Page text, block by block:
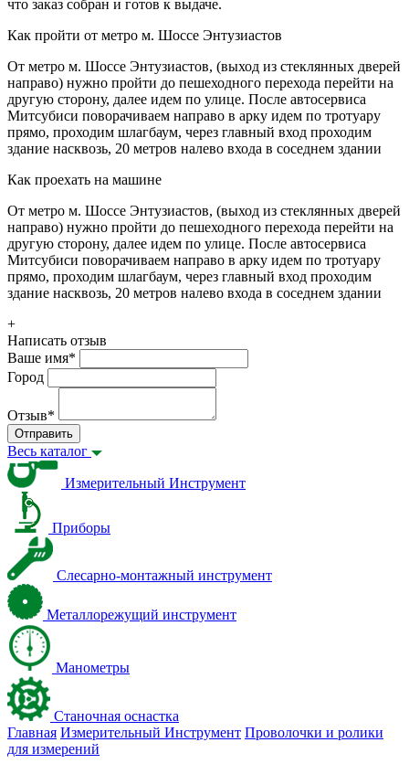
что заказ собран и готов к выдаче.
Как пройти от метро м. Шоссе Энтузиастов
От метро м. Шоссе Энтузиастов, (выход из стеклянных дверей
направо) нужно пройти до пешеходного перехода перейти на
другую сторону, далее идем по улице. После автосервиса
Митсубиси поворачиваем направо в арку идем по тротуару
прямо, проходим шлагбаум, через главный вход проходим
здание насквозь, 20 метров налево входа в соседнем здании
Как проехать на машине
От метро м. Шоссе Энтузиастов, (выход из стеклянных дверей
направо) нужно пройти до пешеходного перехода перейти на
другую сторону, далее идем по улице. После автосервиса
Митсубиси поворачиваем направо в арку идем по тротуару
прямо, проходим шлагбаум, через главный вход проходим
здание насквозь, 20 метров налево входа в соседнем здании
+
Написать отзыв
Ваше имя*
Город
Отзыв*
Отправить
Весь каталог
Измерительный Инструмент
Приборы
Слесарно-монтажный инструмент
Металлорежущий инструмент
Манометры
Станочная оснастка
Главная Измерительный Инструмент Проволочки и ролики
для измерений